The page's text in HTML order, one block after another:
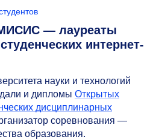
— лауреаты
интернет-
науки и технологий
и дипломы Открытых
дисциплинарных
соревнования —
образования.